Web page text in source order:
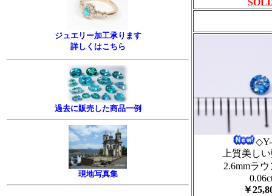
ジュエリー加工承ります
詳しくはこちら
過去に販売した商品一例
現地写真集
上質美し
2.6mmラ
￥